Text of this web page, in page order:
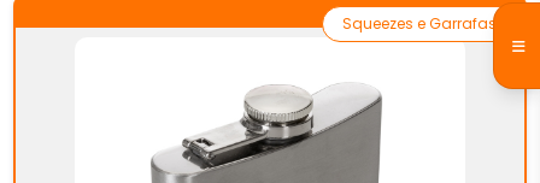
Squeezes e Garrafas